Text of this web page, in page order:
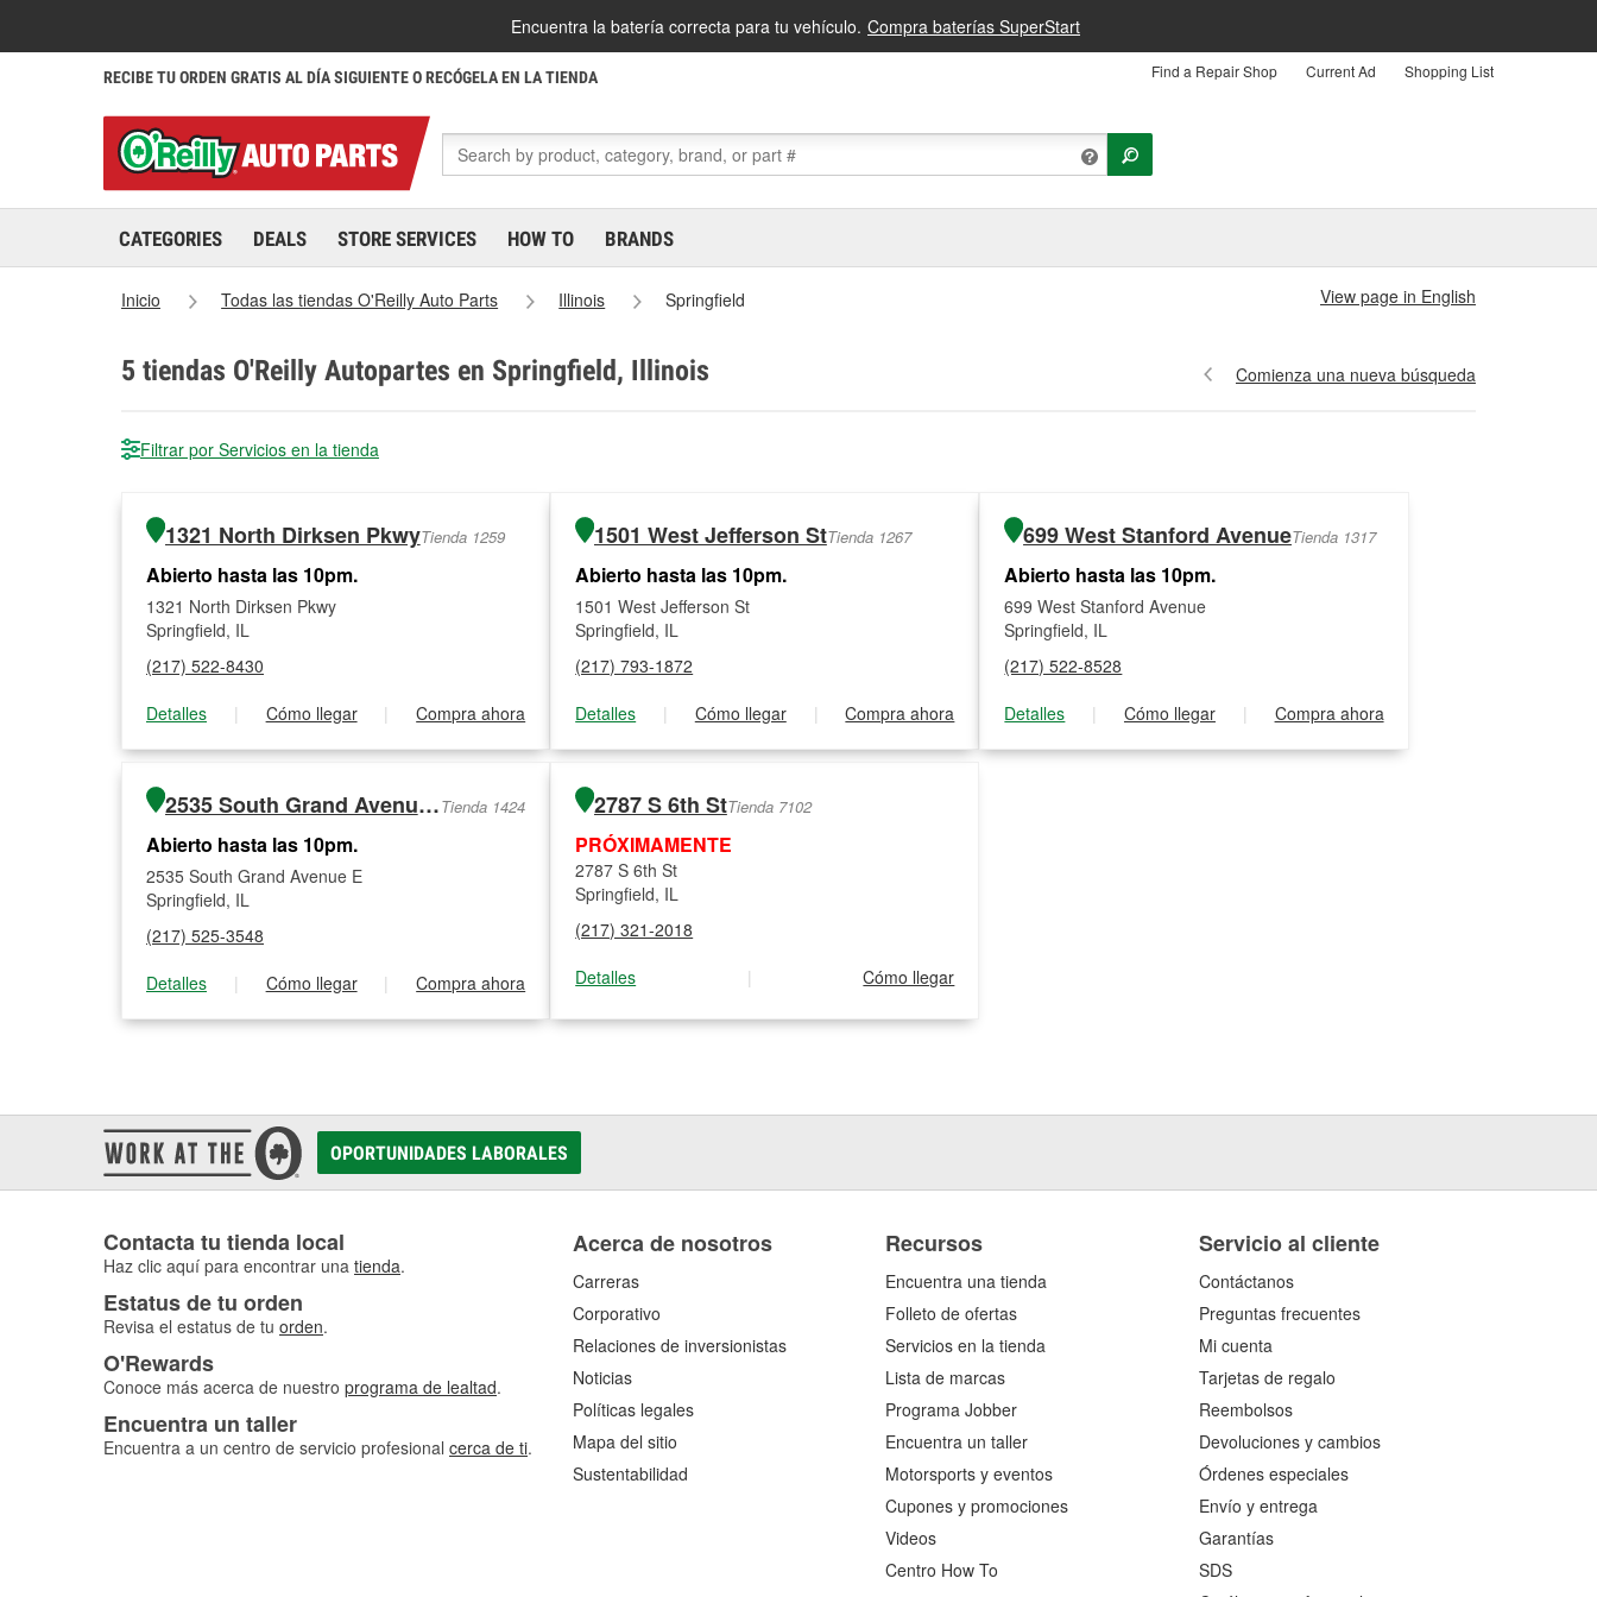
Encuentra la batería correcta para tu vehículo. Compra baterías SuperStart
RECIBE TU ORDEN GRATIS AL DÍA SIGUIENTE O RECÓGELA EN LA TIENDA Find a Repair Shop Current Ad Shopping List
CATEGORIES DEALS STORE SERVICES HOW TO BRANDS
Inicio Todas las tiendas O'Reilly Auto Parts Illinois Springfield View page in English
5 tiendas O'Reilly Autopartes en Springfield, Illinois Comienza una nueva búsqueda
Filtrar por Servicios en la tienda
1321 North Dirksen PkwyTienda 1259
Abierto hasta las 10pm.
1321 North Dirksen Pkwy
Springfield, IL
(217) 522-8430
Detalles
| Cómo llegar | Compra ahora
1501 West Jefferson StTienda 1267
Abierto hasta las 10pm.
1501 West Jefferson St
Springfield, IL
(217) 793-1872
Detalles
| Cómo llegar | Compra ahora
699 West Stanford AvenueTienda 1317
Abierto hasta las 10pm.
699 West Stanford Avenue
Springfield, IL
(217) 522-8528
Detalles
| Cómo llegar | Compra ahora
2535 South Grand Avenue ETienda 1424
Abierto hasta las 10pm.
2535 South Grand Avenue E
Springfield, IL
(217) 525-3548
Detalles
| Cómo llegar | Compra ahora
2787 S 6th StTienda 7102
PRÓXIMAMENTE
2787 S 6th St
Springfield, IL
(217) 321-2018
Detalles
| Cómo llegar
OPORTUNIDADES LABORALES
Contacta tu tienda local
Haz clic aquí para encontrar una tienda.
Estatus de tu orden
Revisa el estatus de tu orden.
O'Rewards
Conoce más acerca de nuestro programa de lealtad.
Encuentra un taller
Encuentra a un centro de servicio profesional cerca de ti.
Acerca de nosotros
Carreras
Corporativo
Relaciones de inversionistas
Noticias
Políticas legales
Mapa del sitio
Sustentabilidad
Recursos
Encuentra una tienda
Folleto de ofertas
Servicios en la tienda
Lista de marcas
Programa Jobber
Encuentra un taller
Motorsports y eventos
Cupones y promociones
Videos
Centro How To
Servicio al cliente
Contáctanos
Preguntas frecuentes
Mi cuenta
Tarjetas de regalo
Reembolsos
Devoluciones y cambios
Órdenes especiales
Envío y entrega
Garantías
SDS